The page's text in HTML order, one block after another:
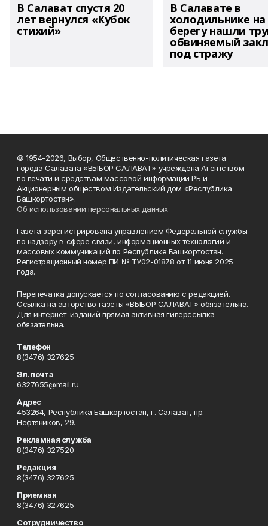
В Салават спустя 20
лет вернулся «Кубок
стихий»
В Салавате в
холодильнике на
берегу нашли
обвиняемый
под стражу
© 1954-2026, Выбор, Общественно-политическая газета
города Салавата «ВЫБОР САЛАВАТ» учреждена Агентством
по печати и средствам массовой информации РБ и
Акционерным обществом Издательский дом «Республика
Башкортостан».
Об использовании персональных данных
Газета зарегистрирована управлением Федеральной службы
по надзору в сфере связи, информационных технологий и
массовых коммуникаций по Республике Башкортостан.
Регистрационный номер ПИ № ТУ02-01878 от 11 июня 2025
года.
Перепечатка допускается по согласованию с редакцией.
Ссылка на авторство газеты «ВЫБОР САЛАВАТ» обязательна.
Для интернет-изданий прямая активная гиперссылка
обязательна.
Телефон
8(3476) 327625
Эл. почта
6327655@mail.ru
Адрес
453264, Республика Башкортостан, г. Салават, пр.
Нефтяников, 29.
Рекламная служба
8(3476) 327520
Редакция
8(3476) 327625
Приемная
8(3476) 327625
Сотрудничество